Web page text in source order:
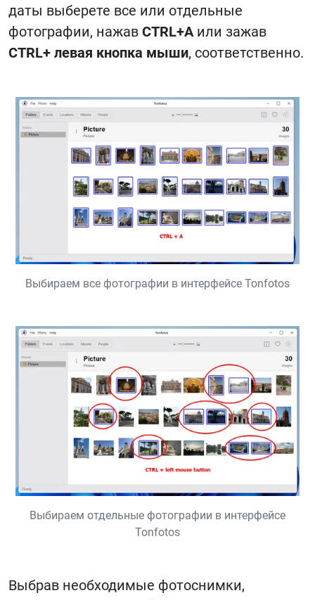
даты выберете все или отдельные
фотографии, нажав CTRL+Aили зажав
CTRL+ левая кнопка мыши, соответственно.
Выбираем все фотографии в интерфейсе Tonfotos
Выбираем отдельные фотографии в интерфейсе
Tonfotos
Выбрав необходимые фотоснимки,